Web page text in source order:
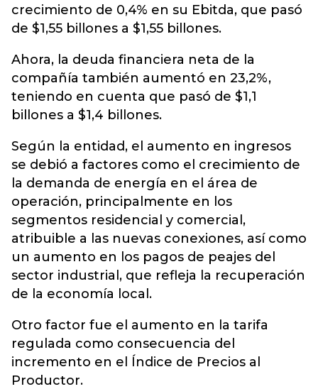
crecimiento de 0,4% en su Ebitda, que pasó
de $1,55 billones a $1,55 billones.
Ahora, la deuda financiera neta de la
compañía también aumentó en 23,2%,
teniendo en cuenta que pasó de $1,1
billones a $1,4 billones.
Según la entidad, el aumento en ingresos
se debió a factores como el crecimiento de
la demanda de energía en el área de
operación, principalmente en los
segmentos residencial y comercial,
atribuible a las nuevas conexiones, así como
un aumento en los pagos de peajes del
sector industrial, que refleja la recuperación
de la economía local.
Otro factor fue el aumento en la tarifa
regulada como consecuencia del
incremento en el Índice de Precios al
Productor.